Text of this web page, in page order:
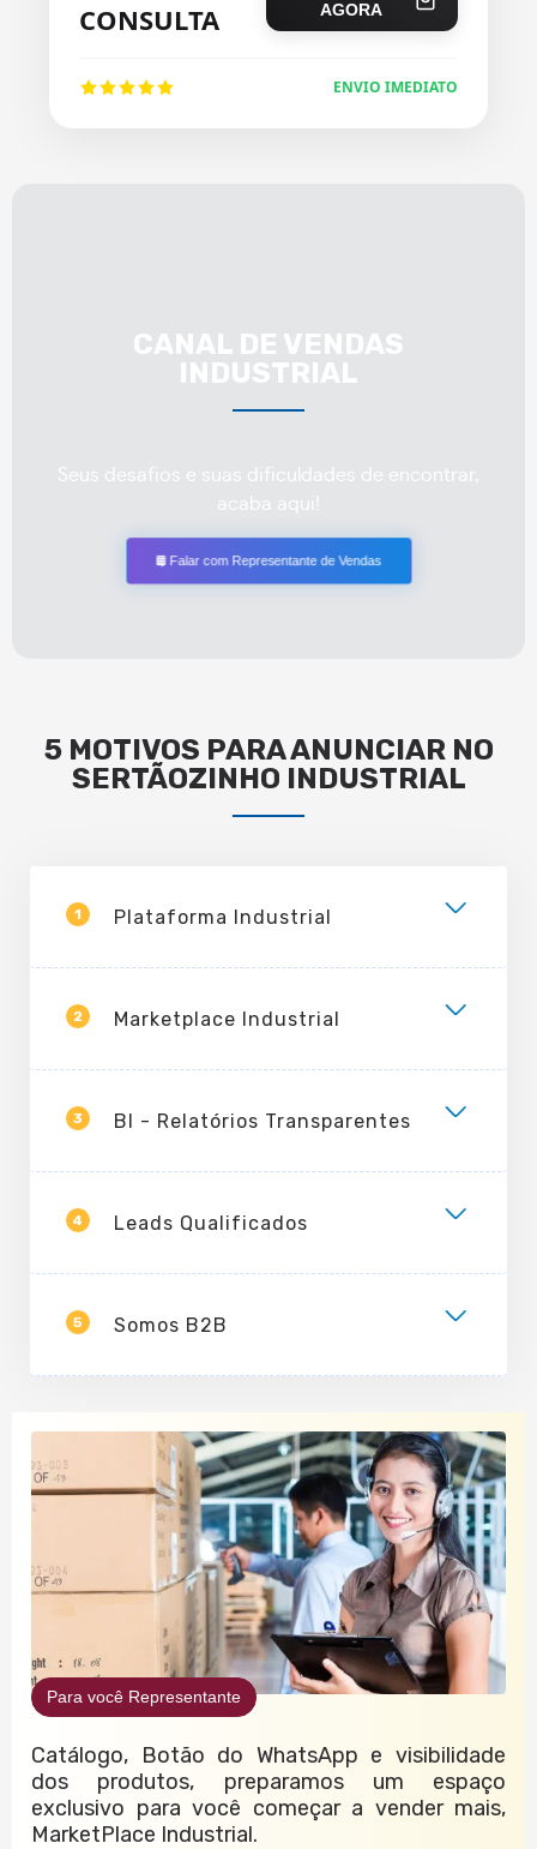
CONSULTA
AGORA
ENVIO IMEDIATO
CANAL DE VENDAS
INDUSTRIAL
Seus desafios e suas dificuldades de encontrar,
acaba aqui!
Falar com Representante de Vendas
5 MOTIVOS PARA ANUNCIAR NO
SERTÃOZINHO INDUSTRIAL
1 Plataforma Industrial
2 Marketplace Industrial
3 BI - Relatórios Transparentes
4 Leads Qualificados
5 Somos B2B
Para você Representante
Catálogo, Botão do WhatsApp e visibilidade
dos produtos, preparamos um espaço
exclusivo para você começar a vender mais,
MarketPlace Industrial.